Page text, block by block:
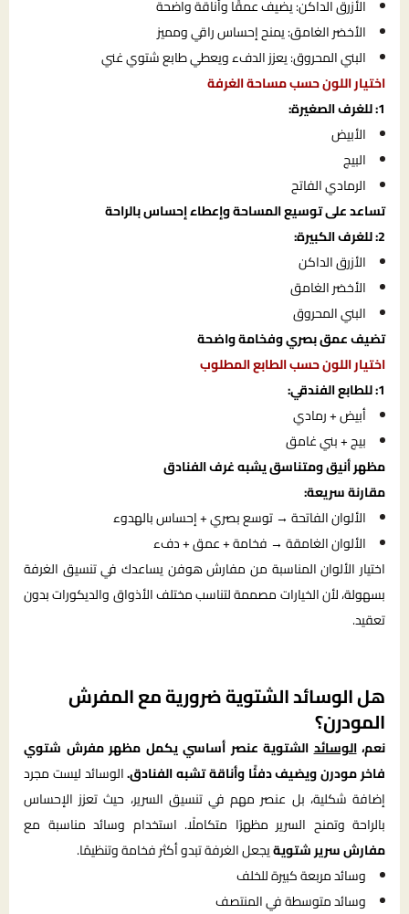
الأزرق الداكن: يضيف عمقًا وأناقة واضحة
الأخضر الغامق: يمنح إحساس راقي ومميز
البني المحروق: يعزز الدفء ويعطي طابع شتوي غني
اختيار اللون حسب مساحة الغرفة
1: للغرف الصغيرة:
الأبيض
البيج
الرمادي الفاتح
تساعد على توسيع المساحة وإعطاء إحساس بالراحة
2: للغرف الكبيرة:
الأزرق الداكن
الأخضر الغامق
البني المحروق
تضيف عمق بصري وفخامة واضحة
اختيار اللون حسب الطابع المطلوب
1: للطابع الفندقي:
أبيض + رمادي
بيج + بني غامق
مظهر أنيق ومتناسق يشبه غرف الفنادق
مقارنة سريعة:
الألوان الفاتحة → توسع بصري + إحساس بالهدوء
الألوان الغامقة → فخامة + عمق + دفء
اختيار الألوان المناسبة من مفارش هوفن يساعدك في تنسيق الغرفة
بسهولة، لأن الخيارات مصممة لتناسب مختلف الأذواق والديكورات بدون
تعقيد.
هل الوسائد الشتوية ضرورية مع المفرش
المودرن؟
نعم،الوسائدالشتوية عنصر أساسي يكمل مظهر مفرش شتوي
فاخر مودرن ويضيف دفئًا وأناقة تشبه الفنادق.الوسائد ليست مجرد
إضافة شكلية، بل عنصر مهم في تنسيق السرير، حيث تعزز الإحساس
بالراحة وتمنح السرير مظهرًا متكاملًا. استخدام وسائد مناسبة مع
مفارش سرير شتويةيجعل الغرفة تبدو أكثر فخامة وتنظيمًا.
وسائد مربعة كبيرة للخلف
وسائد متوسطة في المنتصف